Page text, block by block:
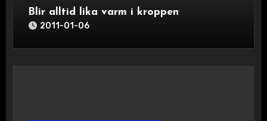
Blir alltid lika varm i kroppen
2011-01-06